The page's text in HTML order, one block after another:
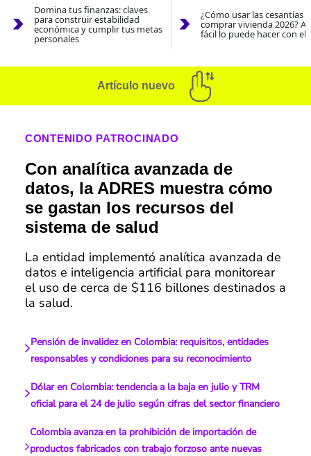
Domina tus finanzas: claves
para construir estabilidad
económica y cumplir tus metas
personales
¿Cómo usar las cesantías
comprar vivienda 2026?
fácil lo puede hacer con el
Artículo nuevo
CONTENIDO PATROCINADO
Con analítica avanzada de
datos, la ADRES muestra cómo
se gastan los recursos del
sistema de salud
La entidad implementó analítica avanzada de
datos e inteligencia artificial para monitorear
el uso de cerca de $116 billones destinados a
la salud.
Pensión de invalidez en Colombia: requisitos, entidades
responsables y condiciones para su reconocimiento
Dólar en Colombia: tendencia a la baja en julio y TRM
oficial para el 24 de julio según cifras del sector financiero
Colombia avanza en la prohibición de importación de
productos fabricados con trabajo forzoso ante nuevas